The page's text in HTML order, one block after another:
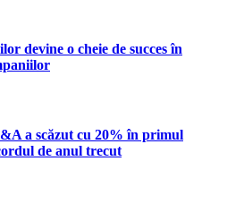
devine o cheie de succes în
a scăzut cu 20% în primul
de anul trecut